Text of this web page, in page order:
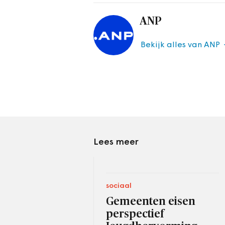
ANP
Bekijk alles van ANP
Lees meer
sociaal
Gemeenten eisen
perspectief